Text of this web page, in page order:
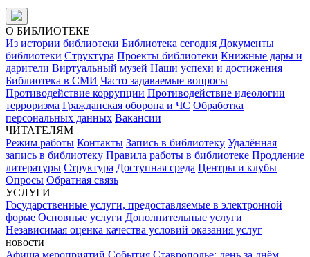
О БИБЛИОТЕКЕ
Из истории библиотеки Библиотека сегодня Документы
библиотеки Структура Проекты библиотеки Книжные дары и
дарители Виртуальный музей Наши успехи и достижения
Библиотека в СМИ Часто задаваемые вопросы
Противодействие коррупции Противодействие идеологии
терроризма Гражданская оборона и ЧС Обработка
персональных данных Вакансии
ЧИТАТЕЛЯМ
Режим работы Контакты Запись в библиотеку Удалённая
запись в библиотеку Правила работы в библиотеке Продление
литературы Структура Доступная среда Центры и клубы
Опросы Обратная связь
УСЛУГИ
Государственные услуги, предоставляемые в электронной
форме Основные услуги Дополнительные услуги
Независимая оценка качества условий оказания услуг
новости
Афиша мероприятий События Ставрополье: день за днём